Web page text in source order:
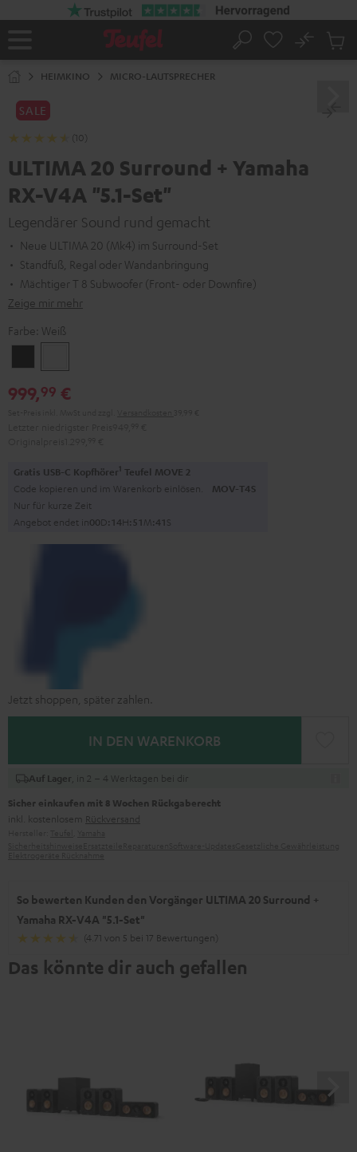
Startseite
Suche
No
HEIMKINO MICRO-LAUTSPRECHER
SALE
(10)
ULTIMA 20 Surround + Yamaha
RX-V4A "5.1-Set"
Legendärer Sound rund gemacht
Neue ULTIMA 20 (Mk4) im Surround-Set
Standfuß, Regal oder Wandanbringung
Mächtiger T 8 Subwoofer (Front- oder Downfire)
Zeige mir mehr
Farbe: Weiß
999,99 €
Gratis USB-C Kopfhörer1 Teufel MOVE 2
Code kopieren und im Warenkorb einlösen. MOV-T4S
Nur für kurze Zeit
Angebot endet in00D:14H: 51M:39S
Jetzt shoppen, später zahlen.
IN DEN WARENKORB
Auf Lager , in 2 – 4 Werktagen bei dir
Sicher einkaufen mit 8 Wochen Rückgaberecht
inkl. kostenlosem Rückversand
So bewerten Kunden den Vorgänger ULTIMA 20 Surround +
Yamaha RX-V4A "5.1-Set"
(4.71 von 5 bei 17 Bewertungen)
Das könnte dir auch gefallen